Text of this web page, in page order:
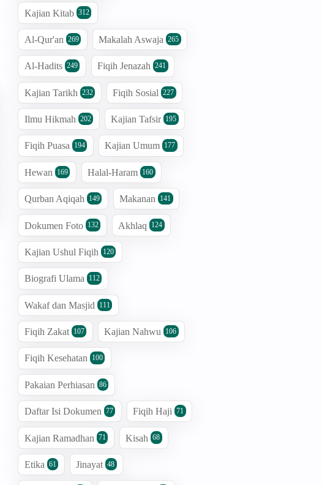
Kajian Kitab 312
Al-Qur'an 269 Makalah Aswaja 265
Al-Hadits 249 Fiqih Jenazah 241
Kajian Tarikh 232 Fiqih Sosial 227
Ilmu Hikmah 202 Kajian Tafsir 195
Fiqih Puasa 194 Kajian Umum 177
Hewan 169 Halal-Haram 160
Qurban Aqiqah 149 Makanan 141
Dokumen Foto 132 Akhlaq 124
Kajian Ushul Fiqih 120
Biografi Ulama 112
Wakaf dan Masjid 111
Fiqih Zakat 107 Kajian Nahwu 106
Fiqih Kesehatan 100
Pakaian Perhiasan 86
Daftar Isi Dokumen 77 Fiqih Haji 71
Kajian Ramadhan 71 Kisah 68
Etika 61 Jinayat 48